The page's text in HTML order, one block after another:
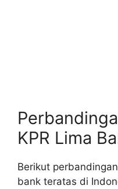
KPR Lima
Berikut
bank teratas di